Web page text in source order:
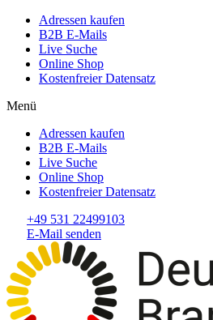
Adressen kaufen
B2B E-Mails
Live Suche
Online Shop
Kostenfreier Datensatz
Menü
Adressen kaufen
B2B E-Mails
Live Suche
Online Shop
Kostenfreier Datensatz
+49 531 22499103
E-Mail senden